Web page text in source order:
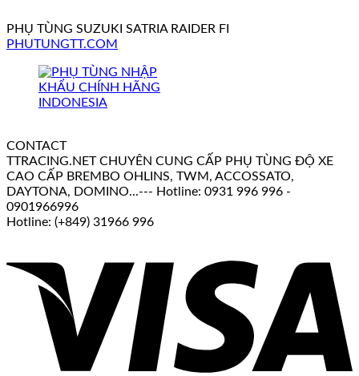
PHỤ TÙNG SUZUKI SATRIA RAIDER FI
PHUTUNGTT.COM
CONTACT
TTRACING.NET CHUYÊN CUNG CẤP PHỤ TÙNG ĐỘ XE
CAO CẤP BREMBO OHLINS, TWM, ACCOSSATO,
DAYTONA, DOMINO...--- Hotline: 0931 996 996 -
0901966996
Hotline: (+849) 31966 996